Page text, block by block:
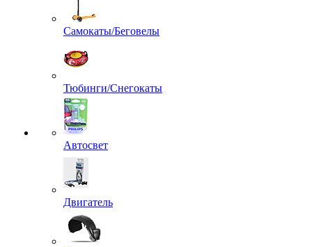
Самокаты/Беговелы
Тюбинги/Снегокаты
Автосвет
Двигатель